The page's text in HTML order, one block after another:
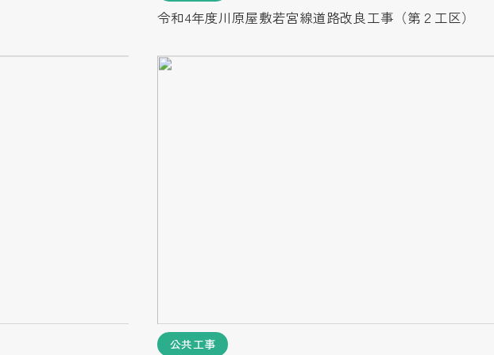
令和4年度川原屋敷若宮線道路改良工事（第２工区）
公共工事